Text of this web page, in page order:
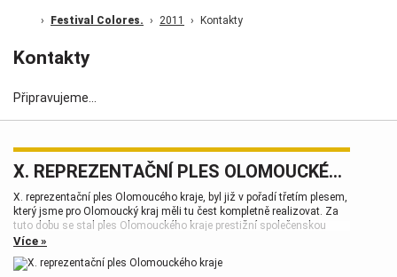
Festival Colores. 2011 Kontakty
Kontakty
Připravujeme...
X. REPREZENTAČNÍ PLES OLOMOUCKÉHO KRAJE
X. reprezentační ples Olomoucého kraje, byl již v pořadí třetím plesem,
který jsme pro Olomoucký kraj měli tu čest kompletně realizovat. Za
tuto dobu se stal ples Olomouckého kraje prestižní společenskou
událostí, která patří k vrcholům plesové sezóny.
Více »